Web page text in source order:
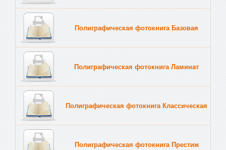
Полиграфическая фотокнига Базовая
Полиграфическая фотокнига Ламинат
Полиграфическая фотокнига Классическая
Полиграфическая фотокнига Престиж